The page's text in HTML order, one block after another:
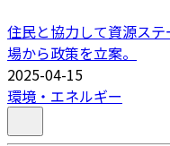
住民と協力して資源ス
場から政策を立案。
2025-04-15
環境・エネルギー